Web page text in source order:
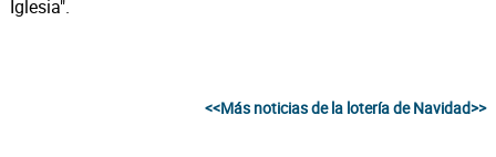
Iglesia".
<<Más noticias de la lotería de Navidad>>